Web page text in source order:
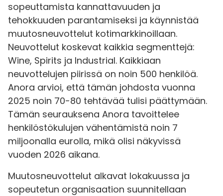
sopeuttamista kannattavuuden ja
tehokkuuden parantamiseksi ja käynnistää
muutosneuvottelut kotimarkkinoillaan.
Neuvottelut koskevat kaikkia segmenttejä:
Wine, Spirits ja Industrial. Kaikkiaan
neuvottelujen piirissä on noin 500 henkilöä.
Anora arvioi, että tämän johdosta vuonna
2025 noin 70-80 tehtävää tulisi päättymään.
Tämän seurauksena Anora tavoittelee
henkilöstökulujen vähentämistä noin 7
miljoonalla eurolla, mikä olisi näkyvissä
vuoden 2026 aikana.
Muutosneuvottelut alkavat lokakuussa ja
sopeutetun organisaation suunnitellaan